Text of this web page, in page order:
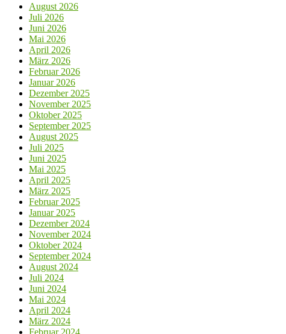
August 2026
Juli 2026
Juni 2026
Mai 2026
April 2026
März 2026
Februar 2026
Januar 2026
Dezember 2025
November 2025
Oktober 2025
September 2025
August 2025
Juli 2025
Juni 2025
Mai 2025
April 2025
März 2025
Februar 2025
Januar 2025
Dezember 2024
November 2024
Oktober 2024
September 2024
August 2024
Juli 2024
Juni 2024
Mai 2024
April 2024
März 2024
Februar 2024